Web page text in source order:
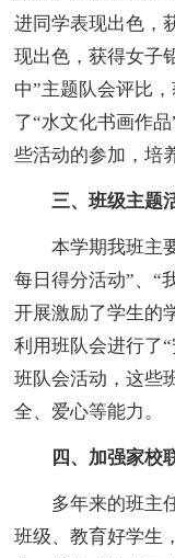
进同学表现出色，
现出色，获得女子
中”主题队会评比
了“水文化书画作
些活动的参加，培
三、班级主题
本学期我班主要
每日得分活动”、“
开展激励了学生的
利用班队会进行了
班队会活动，这些
全、爱心等能力。
四、加强家校
多年来的班主任
班级、教育好学生